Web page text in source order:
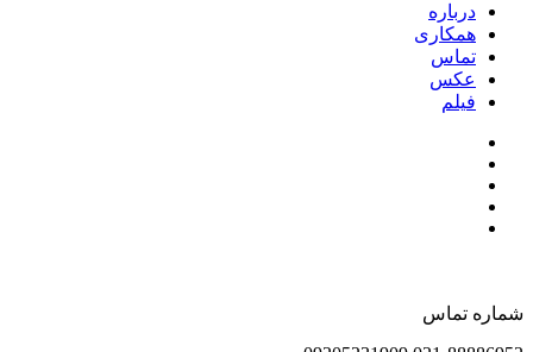
درباره
همکاری
تماس
عکس
فیلم
شماره تماس